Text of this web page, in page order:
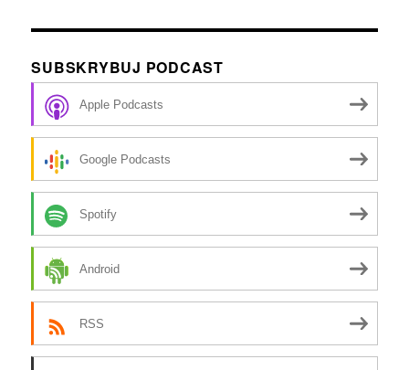
SUBSKRYBUJ PODCAST
Apple Podcasts
Google Podcasts
Spotify
Android
RSS